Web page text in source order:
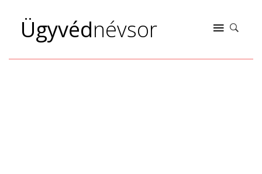
Ügyvédnévsor